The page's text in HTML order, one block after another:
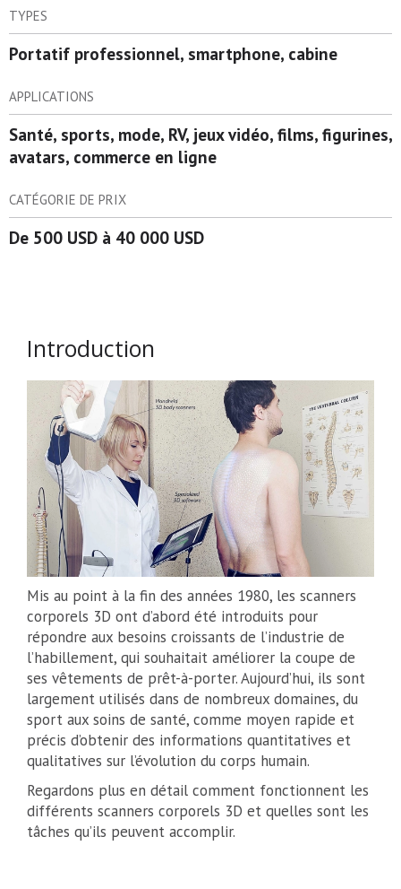
TYPES
Portatif professionnel, smartphone, cabine
APPLICATIONS
Santé, sports, mode, RV, jeux vidéo, films, figurines,
avatars, commerce en ligne
CATÉGORIE DE PRIX
De 500 USD à 40 000 USD
Introduction
Mis au point à la fin des années 1980, les scanners
corporels 3D ont d’abord été introduits pour
répondre aux besoins croissants de l’industrie de
l’habillement, qui souhaitait améliorer la coupe de
ses vêtements de prêt-à-porter. Aujourd’hui, ils sont
largement utilisés dans de nombreux domaines, du
sport aux soins de santé, comme moyen rapide et
précis d’obtenir des informations quantitatives et
qualitatives sur l’évolution du corps humain.
Regardons plus en détail comment fonctionnent les
différents scanners corporels 3D et quelles sont les
tâches qu’ils peuvent accomplir.